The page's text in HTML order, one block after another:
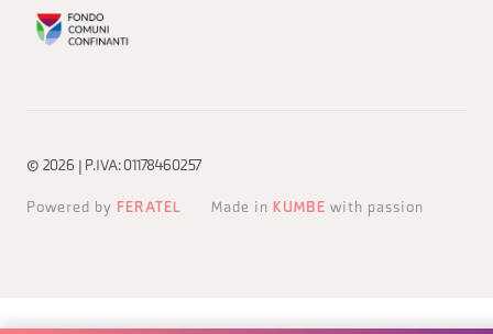
© 2026 | P.IVA: 01178460257
Powered by FERATEL Made in KUMBE with passion